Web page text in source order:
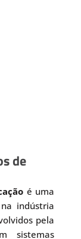
de
é uma
indústria
pela
sistemas